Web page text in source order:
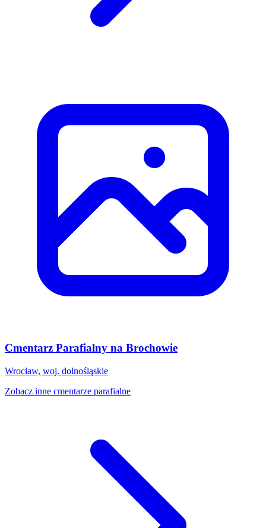
Cmentarz Parafialny na Brochowie
Wrocław, woj. dolnośląskie
Zobacz inne cmentarze parafialne